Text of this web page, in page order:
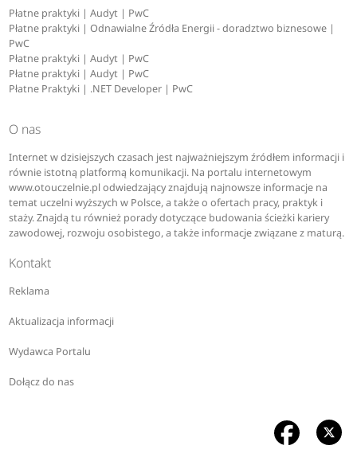
Płatne praktyki | Audyt | PwC
Płatne praktyki | Odnawialne Źródła Energii - doradztwo biznesowe |
PwC
Płatne praktyki | Audyt | PwC
Płatne praktyki | Audyt | PwC
Płatne Praktyki | .NET Developer | PwC
O nas
Internet w dzisiejszych czasach jest najważniejszym źródłem informacji i
równie istotną platformą komunikacji. Na portalu internetowym
www.otouczelnie.pl odwiedzający znajdują najnowsze informacje na
temat uczelni wyższych w Polsce, a także o ofertach pracy, praktyk i
staży. Znajdą tu również porady dotyczące budowania ścieżki kariery
zawodowej, rozwoju osobistego, a także informacje związane z maturą.
Kontakt
Reklama
Aktualizacja informacji
Wydawca Portalu
Dołącz do nas